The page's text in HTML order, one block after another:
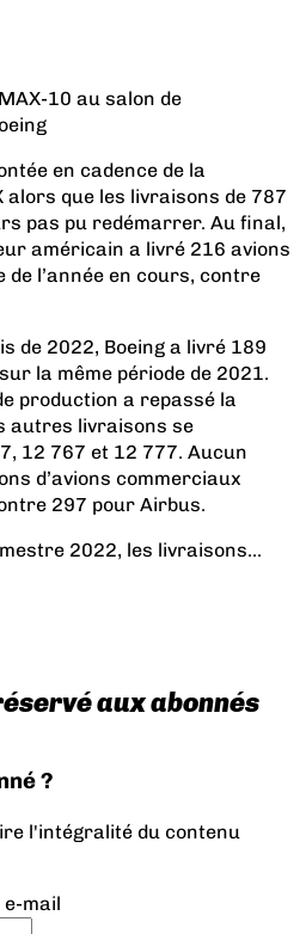
10 au salon de
en cadence de la
alors que les livraisons de 787
pas pu redémarrer. Au final,
américain a livré 216 avions
l’année en cours, contre
de 2022, Boeing a livré 189
la même période de 2021.
production a repassé la
autres livraisons se
, 12 767 et 12 777. Aucun
d’avions commerciaux
297 pour Airbus.
2022, les livraisons...
aux abonnés
?
l'intégralité du contenu
mail